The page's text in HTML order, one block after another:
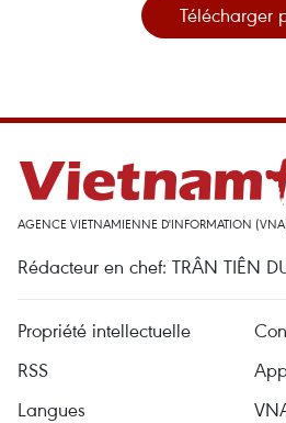
Télécharger
AGENCE VIETNAMIENNE D'INFORMATION
Rédacteur en chef: TRÂN TIÊN
Propriété intellectuelle
RSS
Langues